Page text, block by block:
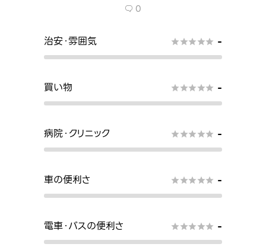
 0
治安・雰囲気  -
買い物  -
病院・クリニック  -
車の便利さ  -
電車・バスの便利さ  -